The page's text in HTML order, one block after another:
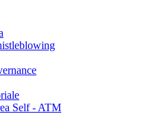
Self - ATM